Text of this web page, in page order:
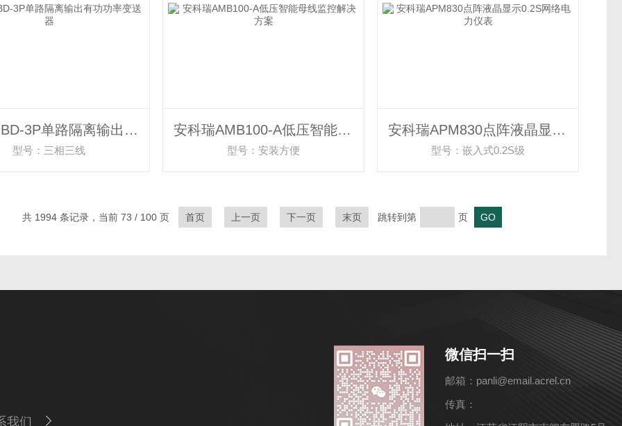
安科瑞BD-3P单路隔离输出有功功率变送器
型号：三相三线
安科瑞AMB100-A低压智能母线监控解决方案
型号：安装方便
安科瑞APM830点阵液晶显示0.2S网络电力仪表
型号：嵌入式0.2S级
共 1994 条记录，当前 73 / 100 页 首页 上一页 下一页 末页 跳转到第 页
我们
微信扫一扫
邮箱：panli@email.acrel.cn
传真：